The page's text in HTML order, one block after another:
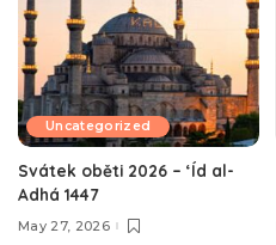
Uncategorized
Svátek oběti 2026 – ‘Íd al-
Adhá 1447
May 27, 2026